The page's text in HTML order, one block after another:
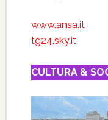
www.ansa.it
tg24.sky.it
CULTURA &